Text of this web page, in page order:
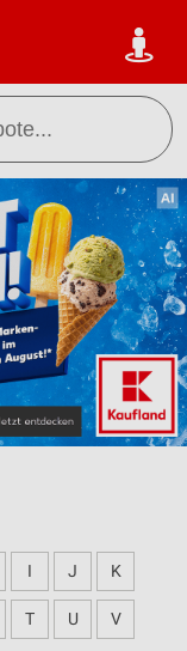
I J K
T U V